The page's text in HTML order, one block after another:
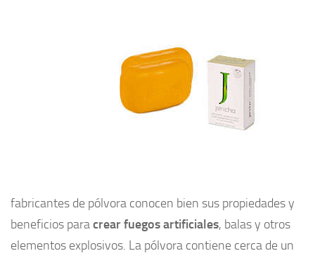
fabricantes de pólvora conocen bien sus propiedades y
beneficios paracrear fuegos artificiales, balas y otros
elementos explosivos. La pólvora contiene cerca de un